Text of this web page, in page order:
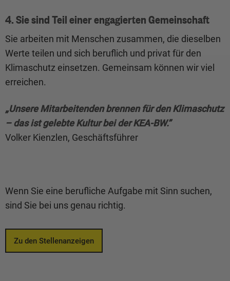
4. Sie sind Teil einer engagierten Gemeinschaft
Sie arbeiten mit Menschen zusammen, die dieselben
Werte teilen und sich beruflich und privat für den
Klimaschutz einsetzen. Gemeinsam können wir viel
erreichen.
„Unsere Mitarbeitenden brennen für den Klimaschutz
– das ist gelebte Kultur bei der KEA-BW.”
Volker Kienzlen, Geschäftsführer
Wenn Sie eine berufliche Aufgabe mit Sinn suchen,
sind Sie bei uns genau richtig.
Zu den Stellenanzeigen